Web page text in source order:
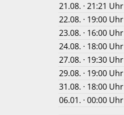
21.08. · 21:21 Uhr
22.08. · 19:00 Uhr
23.08. · 16:00 Uhr
24.08. · 18:00 Uhr
27.08. · 19:30 Uhr
29.08. · 19:00 Uhr
31.08. · 18:00 Uhr
06.01. · 00:00 Uhr